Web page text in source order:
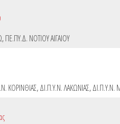
,ΠΕ.ΠΥ.Δ. ΝΟΤΙΟΥ ΑΙΓΑΙΟΥ
ΚΟΡΙΝΘΙΑΣ,ΔΙ.Π.Υ.Ν. ΛΑΚΩΝΙΑΣ,ΔΙ.Π.Υ.Ν.